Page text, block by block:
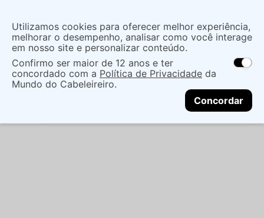
localização
As ofertas e opções de entrega variam de
acordo com a região.Não sei meu CEP
CONTINUAR
O que você procura?
Cabelo Marcas Tradicionais
Finalizadores
ÓLEO VULT CAP CACH CRES 90ML - VULT
Utilizamos cookies para oferecer melhor experiência,
melhorar o desempenho, analisar como você interage
em nosso site e personalizar conteúdo.
Confirmo ser maior de 12 anos e ter
concordado com a Política de Privacidade da
Mundo do Cabeleireiro.
Concordar